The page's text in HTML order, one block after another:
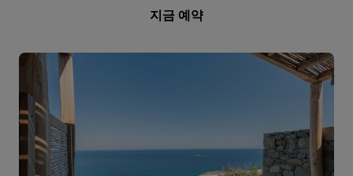
지금 예약